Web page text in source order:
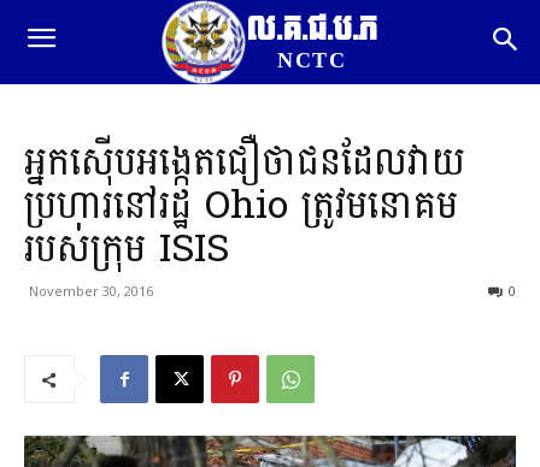
ល.គ.ជ.ប.ភ
NCTC
អ្នកស៊ើបអង្កេតជឿថាជនដែលវាយ
ប្រហារនៅរដ្ឋ Ohio ត្រូវមនោគម
របស់ក្រុម ISIS
November 30, 2016 0